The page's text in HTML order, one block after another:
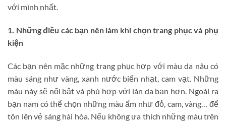
với mình nhất.
1. Những điều các bạn nên làm khi chọn trang phục và phụ
kiện
Các bạn nên mặc những trang phục hợp với màu da nâu có
màu sáng như vàng, xanh nước biển nhạt, cam vạt. Những
màu này sẽ nổi bật và phù hợp với làn da bạn hơn. Ngoài ra
bạn nam có thể chọn những màu ấm như đỏ, cam, vàng… để
tôn lên vẻ sáng hài hòa. Nếu không ưa thích những màu trên